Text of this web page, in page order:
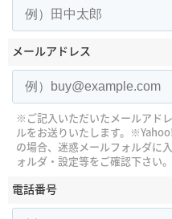
メールアドレス
※ご記入いただいたメールアド
ルをお送りいたします。
の場合、迷惑メールフォルダに
ォルダ・設定等をご確認下さい。
電話番号